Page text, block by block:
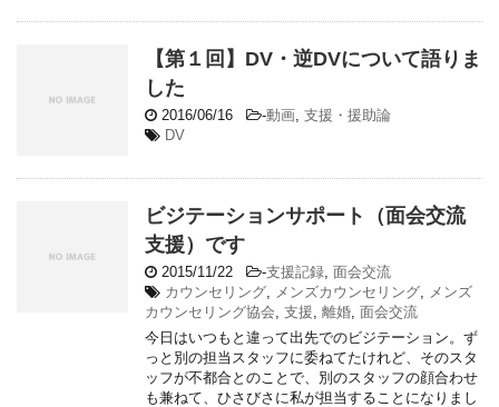
【第１回】DV・逆DVについて語りま
した
2016/06/16 -動画 支援・援助論
DV
ビジテーションサポート（面会交流
支援）です
2015/11/22 -支援記録 面会交流
カウンセリング
メンズカウンセリング
メンズ
カウンセリング協会 支援 離婚 面会交流
今日はいつもと違って出先でのビジテーション。ず
っと別の担当スタッフに委ねてたけれど、そのスタ
ッフが不都合とのことで、別のスタッフの顔合わせ
も兼ねて、ひさびさに私が担当することになりまし